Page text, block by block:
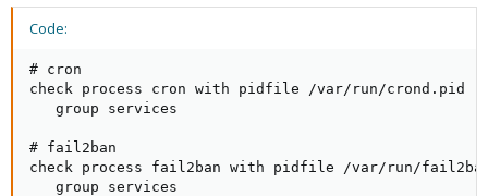
Code:
# cron
check process cron with pidfile /var/run/crond.pid
   group services
# fail2ban
check process fail2ban with pidfile /var/run/
   group services